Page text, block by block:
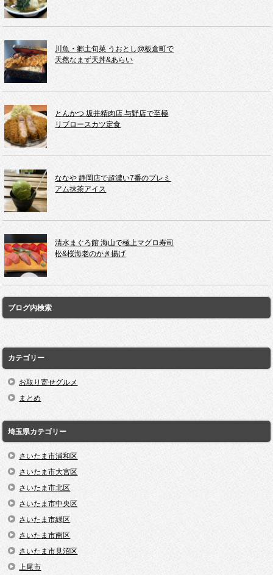
川魚・郷土旬菜 うおとし@板倉町で
天然なまず天丼&あらい
とんかつ 坂井精肉店 与野店で至極
リブロースカツ定食
ななや 静岡店で超濃い7番のプレミ
アム抹茶アイス
清水まぐろ館 海山で極上マグロ寿司
松&桜海老のかき揚げ
ブログ内検索
カテゴリー
お取り寄せグルメ
まとめ
埼玉県カテゴリー
さいたま市浦和区
さいたま市大宮区
さいたま市北区
さいたま市中央区
さいたま市緑区
さいたま市南区
さいたま市見沼区
上尾市